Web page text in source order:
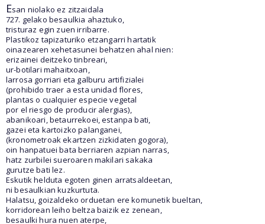
Esan niolako ez zitzaidala
727. gelako besaulkia ahaztuko,
tristuraz egin zuen irribarre.
Plastikoz tapizaturiko etzangarri hartatik
oinazearen xehetasunei behatzen ahal nien:
erizainei deitzeko tinbreari,
ur-botilari mahaitxoan,
larrosa gorriari eta galburu artifizialei
(prohibido traer a esta unidad flores,
plantas o cualquier especie vegetal
por el riesgo de producir alergias),
abanikoari, betaurrekoei, estanpa bati,
gazei eta kartoizko palanganei,
(kronometroak ekartzen zizkidaten gogora),
oin hanpatuei bata berriaren azpian narras,
hatz zurbilei sueroaren makilari sakaka
gurutze bati lez.
Eskutik helduta egoten ginen arratsaldeetan,
ni besaulkian kuzkurtuta.
Halatsu, goizaldeko orduetan ere komunetik bueltan,
korridorean leiho beltza baizik ez zenean,
besaulki hura nuen aterpe,